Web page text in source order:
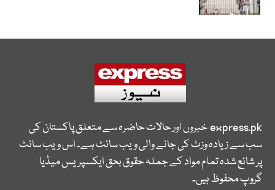
express.pkخبروں اور حالات حاضرہ سے متعلق پاکستان کی
سب سے زیادہ وزٹ کی جانے والی ویب سائٹ ہے۔ اس ویب سائٹ
پر شائع شدہ تمام مواد کے جملہ حقوق بحق ایکسپریس میڈیا
گروپ محفوظ ہیں۔